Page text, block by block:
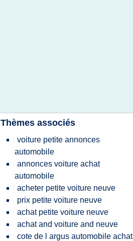
Thèmes associés
voiture petite annonces
automobile
annonces voiture achat
automobile
acheter petite voiture neuve
prix petite voiture neuve
achat petite voiture neuve
achat and voiture and neuve
cote de l argus automobile achat